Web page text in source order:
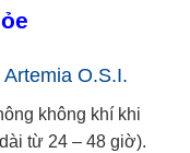
O.S.I.
không khí khi
từ 24 – 48 giờ).